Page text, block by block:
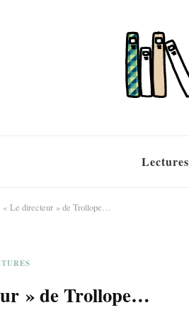
Lectures
« Le directeur » de Trollope…
» de Trollope…